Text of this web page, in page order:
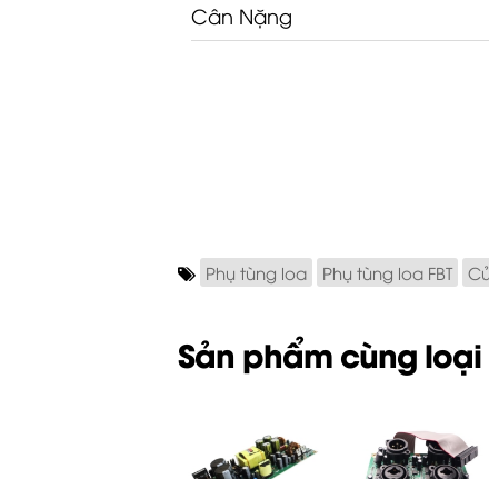
Cân Nặng
Phụ tùng loa Phụ tùng loa FBT
Sản phẩm cùng loại